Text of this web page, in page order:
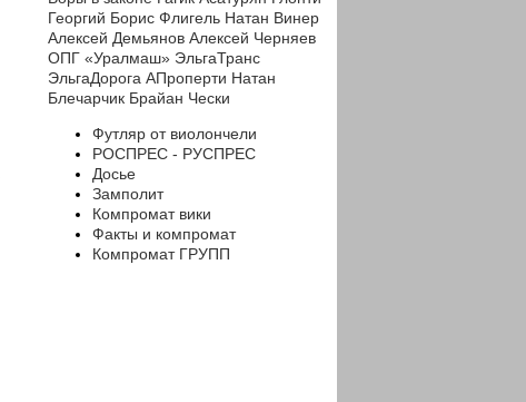
Георгий Борис Флигель Натан Винер
Алексей Демьянов Алексей Черняев
ОПГ «Уралмаш» ЭльгаТранс
ЭльгаДорога АПроперти Натан
Блечарчик Брайан Чески
Футляр от виолончели
РОСПРЕС - РУСПРЕС
Досье
Замполит
Компромат вики
Факты и компромат
Компромат ГРУПП